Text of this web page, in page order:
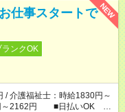
NEW
仕事スタートで
ランクOK
/ 介護福祉士：時給1830円～
円～2162円 ■日払いOK ■